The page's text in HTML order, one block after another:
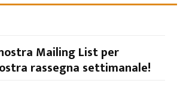
Mailing List per
rassegna settimanale!